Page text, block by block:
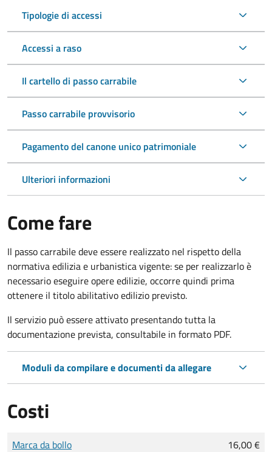
Tipologie di accessi
Accessi a raso
Il cartello di passo carrabile
Passo carrabile provvisorio
Pagamento del canone unico patrimoniale
Ulteriori informazioni
Come fare
Il passo carrabile deve essere realizzato nel rispetto della
normativa edilizia e urbanistica vigente: se per realizzarlo è
necessario eseguire opere edilizie, occorre quindi prima
ottenere il titolo abilitativo edilizio previsto.
Il servizio può essere attivato presentando tutta la
documentazione prevista, consultabile in formato PDF.
Moduli da compilare e documenti da allegare
Costi
Tipo di pagamento
Importo
Marca da bollo 16,00 €